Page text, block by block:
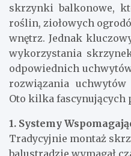
skrzynki balkonowe,
roślin, ziołowych
wnętrz. Jednak
wykorzystania
odpowiednich
rozwiązania
Oto kilka fascynujących
1. Systemy
Tradycyjnie montaż